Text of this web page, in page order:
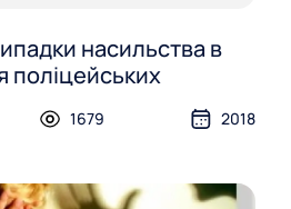
насильства в
поліцейських
1679 2018